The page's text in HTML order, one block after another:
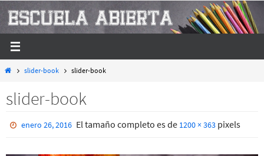
contenido
Inicioslider-book slider-book
slider-book
enero 26, 2016 El tamaño completo es de 1200 × 363 pixels